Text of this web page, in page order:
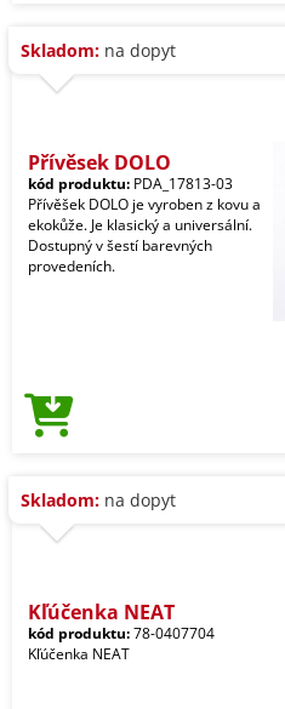
Skladom: na dopyt
Přívěsek DOLO
kód produktu: PDA_17813-03
Přívěšek DOLO je vyroben z kovu a
ekokůže. Je klasický a universální.
Dostupný v šestí barevných
provedeních.
Skladom: na dopyt
Kľúčenka NEAT
kód produktu:78-0407704
Kľúčenka NEAT